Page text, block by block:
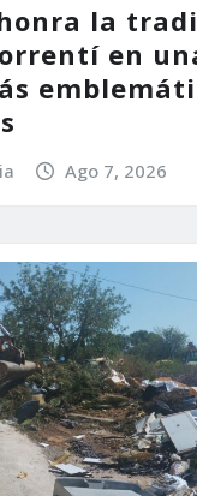
la
en
Ago 7, 2026